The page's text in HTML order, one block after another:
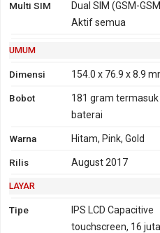
2100, 2600
GPRS
Ya
Multi SIM
Dual SIM (GSM-
Aktif semua
UMUM
Dimensi 154.0 x 76.9 x 8.9
Bobot 181 gram termasuk
baterai
Warna Hitam, Pink, Gold
Rilis August 2017
LAYAR
Tipe
IPS LCD Capacitive
touchscreen, 16 juta